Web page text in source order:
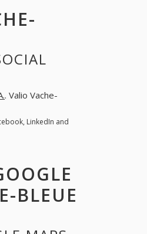
. Valio Vache-
LinkedIn and
BLEUE